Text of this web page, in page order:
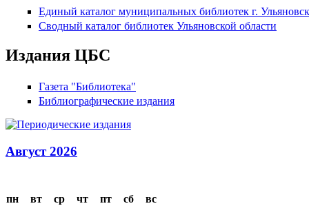
Единый каталог муниципальных библиотек г.
Сводный каталог библиотек Ульяновской области
Издания ЦБС
Газета "Библиотека"
Библиографические издания
Август 2026
пн вт ср чт пт сб
вс